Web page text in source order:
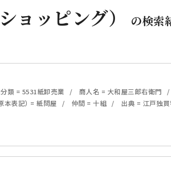
ョッピング） の検索
類 = 5531紙卸売業 商人名 = 大和屋三郎右衛門
本表記） = 紙問屋 仲間 = 十組 出典 = 江戸独買